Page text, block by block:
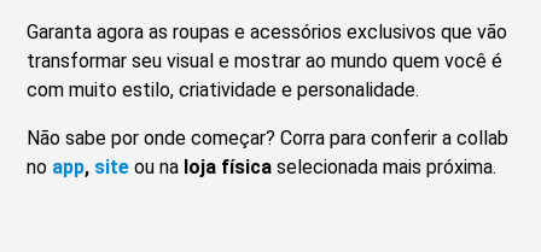
Garanta agora as roupas e acessórios exclusivos que vão
transformar seu visual e mostrar ao mundo quem você é
com muito estilo, criatividade e personalidade.
Não sabe por onde começar? Corra para conferir a collab
no app, site ou na loja física selecionada mais próxima.